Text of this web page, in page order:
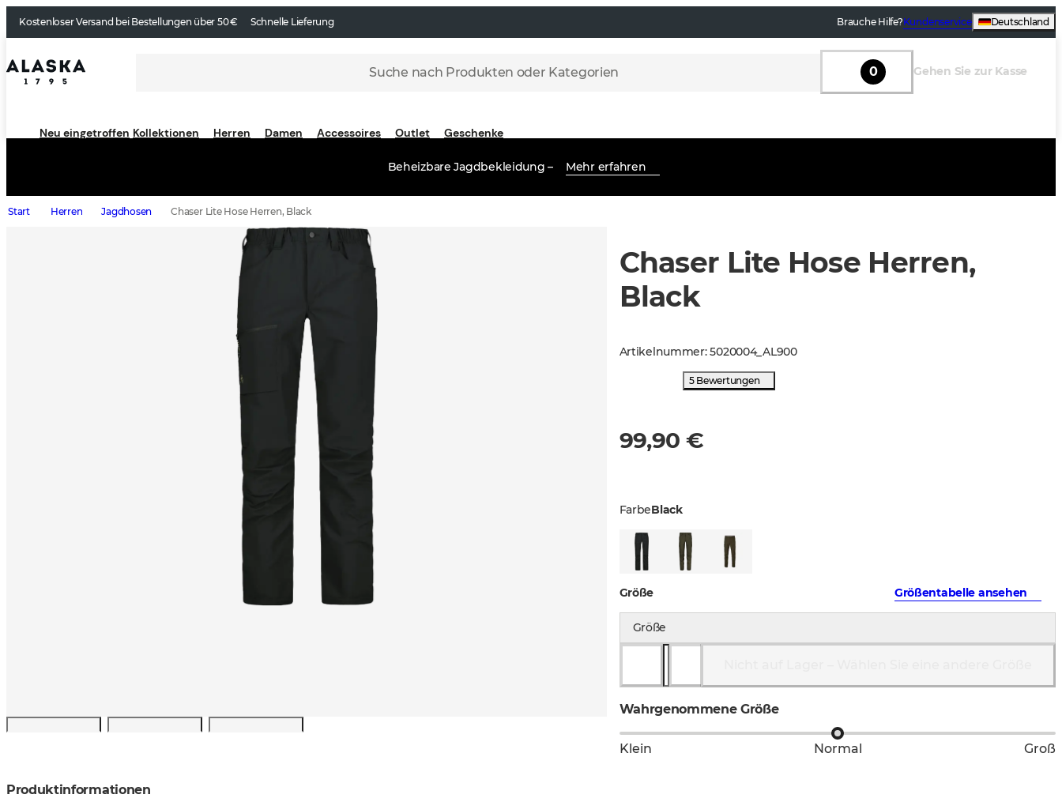
Kostenloser Versand bei Bestellungen über 50 € Schnelle Lieferung Brauche Hilfe?Kundenservice Deutschland
Suche nach Produkten oder Kategorien 0 Gehen Sie zur Kasse
Neu eingetroffen Kollektionen Herren Damen Accessoires Outlet Geschenke
Beheizbare Jagdbekleidung – Mehr erfahren
Start Herren Jagdhosen Chaser Lite Hose Herren, Black
Produktinformationen
Chaser Lite Hose Herren,
Black
Artikelnummer:5020004_AL900
5 Bewertungen
99,90 €
FarbeBlack
Größe Größentabelle ansehen
Größe
Wahrgenommene Größe
Klein Normal Groß